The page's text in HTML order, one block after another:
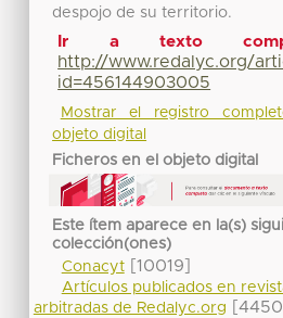
despojo de su territorio.
Ir a texto
http://www.redalyc.org/
id=456144903005
Mostrar el registro
objeto digital
Ficheros en el objeto digital
Este ítem aparece en la(s)
colección(ones)
Conacyt[10019]
Artículos publicados en
arbitradas de Redalyc.org
[4450]